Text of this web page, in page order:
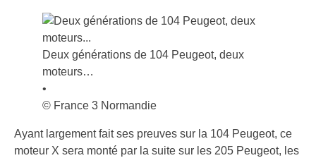
Deux générations de 104 Peugeot, deux
moteurs…
•
© France 3 Normandie
Ayant largement fait ses preuves sur la 104 Peugeot, ce
moteur X sera monté par la suite sur les 205 Peugeot, les